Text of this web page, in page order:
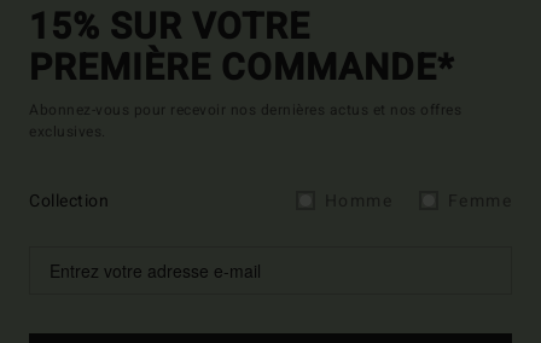
15% SUR VOTRE
PREMIÈRE COMMANDE*
Abonnez-vous pour recevoir nos dernières actus et nos offres
exclusives.
Collection